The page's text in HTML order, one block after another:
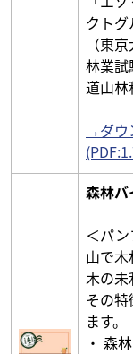
クトグ
（東
林業試
道山林
→ダウ
森林バ
＜パ
山で木
木の未
その
ます。
・ 森